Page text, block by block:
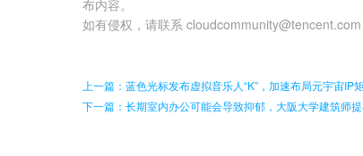
布内容。
如有侵权，请联系 cloudcommunity@tencent.com
上一篇：蓝色光标发布虚拟音乐人“K”，加速布局元宇宙IP
下一篇：长期室内办公可能会导致抑郁，大阪大学建筑师